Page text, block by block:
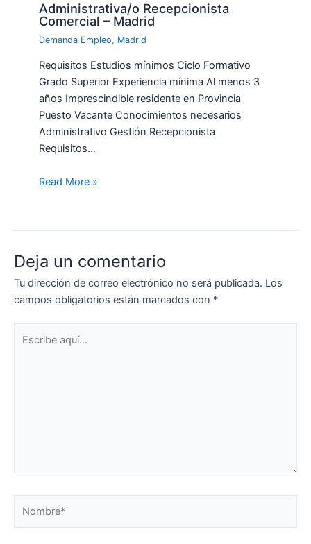
Administrativa/o Recepcionista
Comercial – Madrid
Demanda Empleo, Madrid
Requisitos Estudios mínimos Ciclo Formativo
Grado Superior Experiencia mínima Al menos 3
años Imprescindible residente en Provincia
Puesto Vacante Conocimientos necesarios
Administrativo Gestión Recepcionista
Requisitos…
Read More »
Deja un comentario
Tu dirección de correo electrónico no será publicada. Los
campos obligatorios están marcados con *
aquí...